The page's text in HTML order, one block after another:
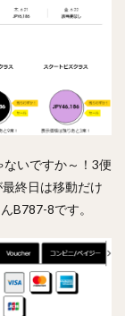
いですか～！3便
終日は移動だけ
B787-8です。